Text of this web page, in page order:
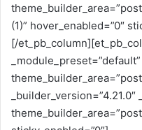
(1)” hover_enabled=”0″
[/